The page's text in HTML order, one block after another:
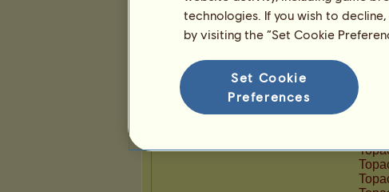
technologies. If you wish to
by visiting the “Set Cookie
Set Cookie
Preferences